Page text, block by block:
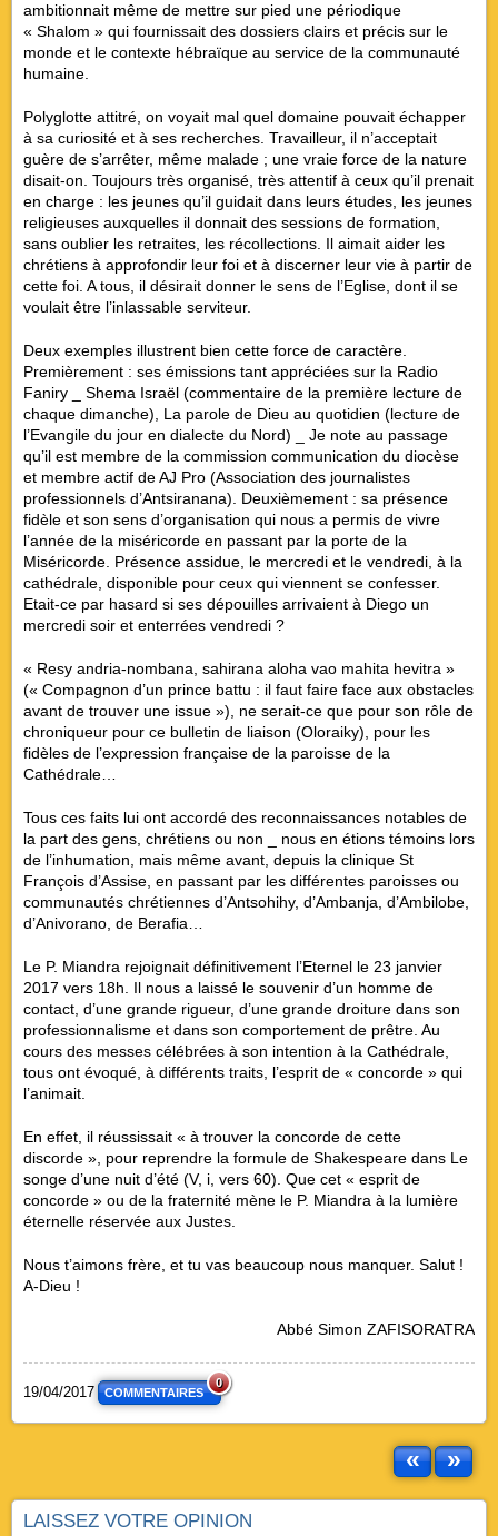
ambitionnait même de mettre sur pied une périodique
« Shalom » qui fournissait des dossiers clairs et précis sur le
monde et le contexte hébraïque au service de la communauté
humaine.
Polyglotte attitré, on voyait mal quel domaine pouvait échapper
à sa curiosité et à ses recherches. Travailleur, il n’acceptait
guère de s’arrêter, même malade ; une vraie force de la nature
disait-on. Toujours très organisé, très attentif à ceux qu’il prenait
en charge : les jeunes qu’il guidait dans leurs études, les jeunes
religieuses auxquelles il donnait des sessions de formation,
sans oublier les retraites, les récollections. Il aimait aider les
chrétiens à approfondir leur foi et à discerner leur vie à partir de
cette foi. A tous, il désirait donner le sens de l’Eglise, dont il se
voulait être l’inlassable serviteur.
Deux exemples illustrent bien cette force de caractère.
Premièrement : ses émissions tant appréciées sur la Radio
Faniry _ Shema Israël (commentaire de la première lecture de
chaque dimanche), La parole de Dieu au quotidien (lecture de
l’Evangile du jour en dialecte du Nord) _ Je note au passage
qu’il est membre de la commission communication du diocèse
et membre actif de AJ Pro (Association des journalistes
professionnels d’Antsiranana). Deuxièmement : sa présence
fidèle et son sens d’organisation qui nous a permis de vivre
l’année de la miséricorde en passant par la porte de la
Miséricorde. Présence assidue, le mercredi et le vendredi, à la
cathédrale, disponible pour ceux qui viennent se confesser.
Etait-ce par hasard si ses dépouilles arrivaient à Diego un
mercredi soir et enterrées vendredi ?
« Resy andria-nombana, sahirana aloha vao mahita hevitra »
(« Compagnon d’un prince battu : il faut faire face aux obstacles
avant de trouver une issue »), ne serait-ce que pour son rôle de
chroniqueur pour ce bulletin de liaison (Oloraiky), pour les
fidèles de l’expression française de la paroisse de la
Cathédrale…
Tous ces faits lui ont accordé des reconnaissances notables de
la part des gens, chrétiens ou non _ nous en étions témoins lors
de l’inhumation, mais même avant, depuis la clinique St
François d’Assise, en passant par les différentes paroisses ou
communautés chrétiennes d’Antsohihy, d’Ambanja, d’Ambilobe,
d’Anivorano, de Berafia…
Le P. Miandra rejoignait définitivement l’Eternel le 23 janvier
2017 vers 18h. Il nous a laissé le souvenir d’un homme de
contact, d’une grande rigueur, d’une grande droiture dans son
professionnalisme et dans son comportement de prêtre. Au
cours des messes célébrées à son intention à la Cathédrale,
tous ont évoqué, à différents traits, l’esprit de « concorde » qui
l’animait.
En effet, il réussissait « à trouver la concorde de cette
discorde », pour reprendre la formule de Shakespeare dans Le
songe d’une nuit d’été (V, i, vers 60). Que cet « esprit de
concorde » ou de la fraternité mène le P. Miandra à la lumière
éternelle réservée aux Justes.
Nous t’aimons frère, et tu vas beaucoup nous manquer. Salut !
A-Dieu !
Abbé Simon ZAFISORATRA
19/04/2017 COMMENTAIRES
0
« »
LAISSEZ VOTRE OPINION